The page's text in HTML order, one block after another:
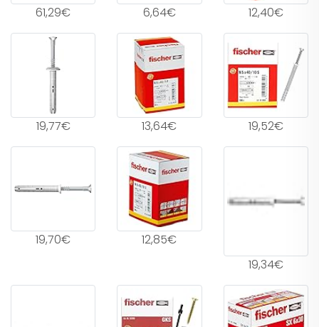
61,29€ 6,64€ 12,40€
19,77€ 13,64€ 19,52€
19,70€
12,85€
19,34€